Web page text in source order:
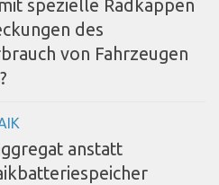
spezielle Radkappen
des
von Fahrzeugen
anstatt